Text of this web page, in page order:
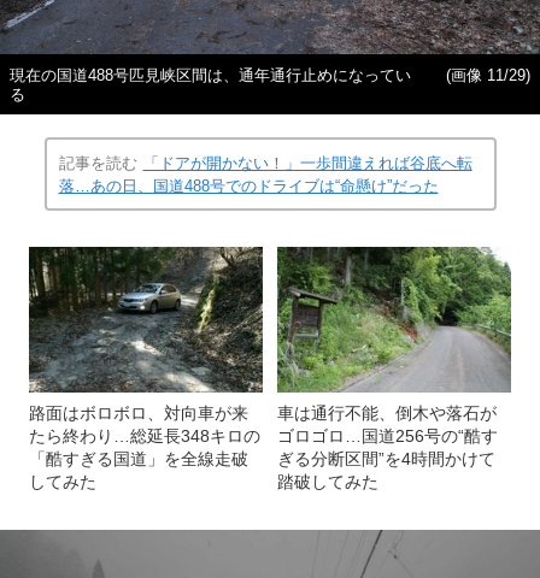
現在の国道488号匹見峡区間は、通年通行止めになってい
る
(画像 11/29)
記事を読む
「ドアが開かない！」一歩間違えれば谷底へ転
落…あの日、国道488号でのドライブは“命懸け”だった
路面はボロボロ、対向車が来
たら終わり…総延長348キロの
「酷すぎる国道」を全線走破
してみた
車は通行不能、倒木や落石が
ゴロゴロ…国道256号の“酷す
ぎる分断区間”を4時間かけて
踏破してみた